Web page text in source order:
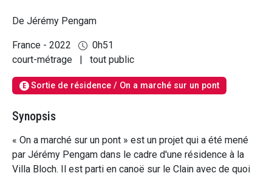
De Jérémy Pengam
France - 2022
0h51
court-métrage
tout public
E Sortie de résidence / On a marché sur un pont
Synopsis
« On a marché sur un pont » est un projet qui a été mené
par Jérémy Pengam dans le cadre d'une résidence à la
Villa Bloch. Il est parti en canoë sur le Clain avec de quoi